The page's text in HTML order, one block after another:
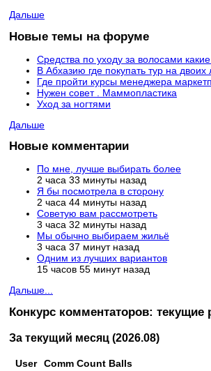
Дальше
Новые темы на форуме
Средства по уходу за волосами
В Абхазию где покупать тур на двоих
Где пройти курсы менеджера
Нужен совет . Маммопластика
Уход за ногтями
Дальше
Новые комментарии
По мне, лучше выбирать более
2 часа 33 минуты назад
Я бы посмотрела в сторону
2 часа 44 минуты назад
Советую вам рассмотреть
3 часа 32 минуты назад
Мы обычно выбираем жильё
3 часа 37 минут назад
Одним из лучших вариантов
15 часов 55 минут назад
Дальше...
Конкурс комментаторов: текущие
За текущий месяц (2026.08)
User Comm Count Balls